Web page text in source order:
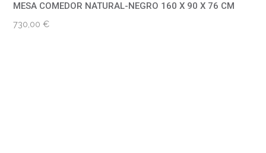
MESA COMEDOR NATURAL-NEGRO 160 X 90 X 76 CM
730,00€